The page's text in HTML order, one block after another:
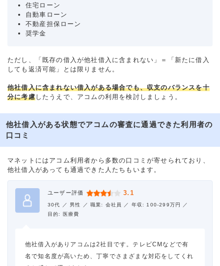
住宅ローン
自動車ローン
不動産担保ローン
奨学金
ただし、「既存の借入が他社借入に含まれない」＝「新たに借入
しても返済可能」とは限りません。
他社借入に含まれない借入がある場合でも、収支のバランスを十
分に考慮したうえで、アコムの利用を検討しましょう。
他社借入がある状態でアコムの審査に通過できた利用者の
口コミ
マネットにはアコム利用者から多数の口コミが寄せられており、
他社借入があっても通過できた人たちもいます。
ユーザー評価 3.1
30代 ／ 男性 ／ 職業: 会社員 ／
年収: 100-299万円 ／
目的: 医療費
他社借入がありアコムは2社目です。テレビCMなどで有
名で知名度が高いため、丁寧でさまざまな対応をしてくれ